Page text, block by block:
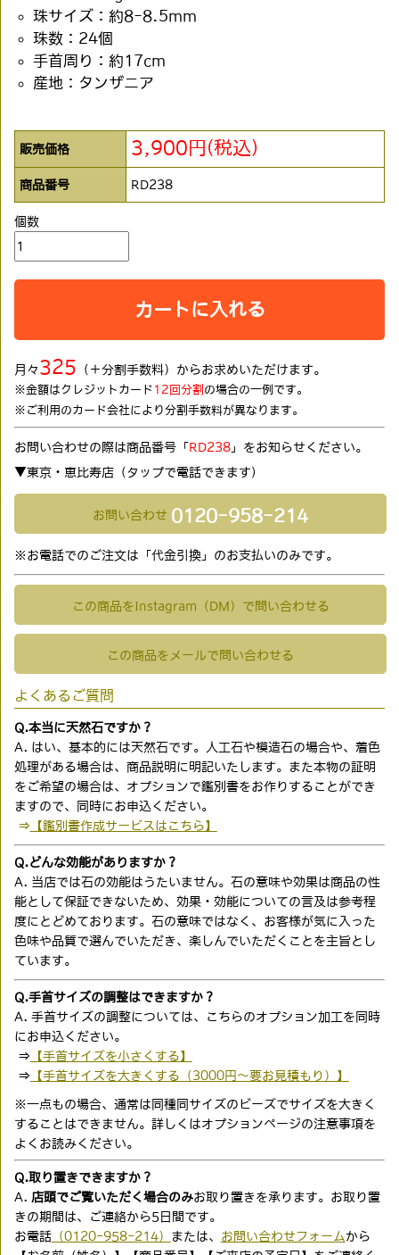
珠サイズ：約8-8.5mm
珠数：24個
手首周り：約17cm
産地：タンザニア
販売価格 3,900円(税込)
商品番号 RD238
個数
カートに入れる
月々 325 （＋分割手数料）からお求めいただけます。
※金額はクレジットカード 12回分割 の場合の一例です。
※ご利用のカード会社により分割手数料が異なります。
お問い合わせの際は商品番号「 RD238」をお知らせください。
▼東京・恵比寿店（タップで電話できます)
お問い合わせ 0120-958-214
※お電話でのご注文は「代金引換」のお支払いのみです。
この商品をInstagram（DM）で問い合わせる
この商品をメールで問い合わせる
よくあるご質問
Q.本当に天然石ですか？
A. はい、基本的には天然石です。人工石や模造石の場合や、着色
処理がある場合は、商品説明に明記いたします。また本物の証明
をご希望の場合は、オプションで鑑別書をお作りすることができ
ますので、同時にお申込ください。
⇒ 【鑑別書作成サービスはこちら】
Q.どんな効能がありますか？
A. 当店では石の効能はうたいません。石の意味や効果は商品の性
能として保証できないため、効果・効能についての言及は参考程
度にとどめております。石の意味ではなく、お客様が気に入った
色味や品質で選んでいただき、楽しんでいただくことを主旨とし
ています。
Q.手首サイズの調整はできますか？
A. 手首サイズの調整については、こちらのオプション加工を同時
にお申込ください。
⇒ 【手首サイズを小さくする】
⇒ 【手首サイズを大きくする（3000円〜要お見積もり）】
※一点もの場合、通常は同種同サイズのビーズでサイズを大きく
することはできません。詳しくはオプションページの注意事項を
よくお読みください。
Q.取り置きできますか？
A. 店頭でご覧いただく場合のみお取り置きを承ります。お取り置
きの期間は、ご連絡から5日間です。
お電話（0120-958-214） または、 お問い合わせフォーム から